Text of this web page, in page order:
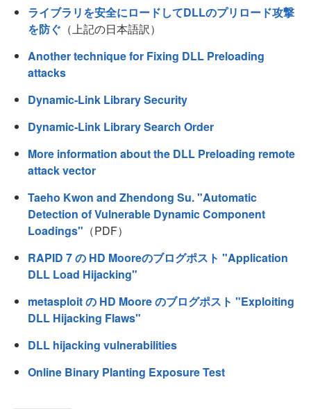
ライブラリを安全にロードしてDLLのプリロード攻撃
を防ぐ （上記の日本語訳）
Another technique for Fixing DLL Preloading
attacks
Dynamic-Link Library Security
Dynamic-Link Library Search Order
More information about the DLL Preloading remote
attack vector
Taeho Kwon and Zhendong Su. "Automatic
Detection of Vulnerable Dynamic Component
Loadings" （PDF）
RAPID 7 の HD Mooreのブログポスト "Application
DLL Load Hijacking"
metasploit の HD Moore のブログポスト "Exploiting
DLL Hijacking Flaws"
DLL hijacking vulnerabilities
Online Binary Planting Exposure Test